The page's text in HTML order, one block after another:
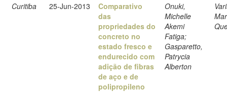
Curitiba 25-Jun-2013
Comparativo
das
propriedades do
concreto no
estado fresco e
endurecido com
adição de fibras
de aço e de
polipropileno
Onuki,
Michelle
Akemi
Fatiga;
Gasparetto,
Patrycia
Alberton